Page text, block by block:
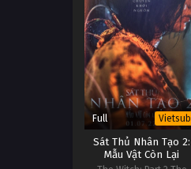
Full Vietsub
Sát Thủ Nhân Tạo 2:
Mẫu Vật Còn Lại